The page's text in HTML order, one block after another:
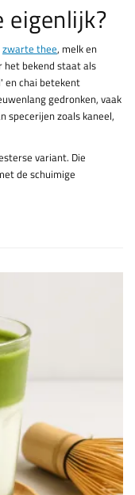
eigenlijk?
zwarte thee, melk en
het bekend staat als
en chai betekent
gedronken, vaak
specerijen zoals kaneel,
variant. Die
de schuimige